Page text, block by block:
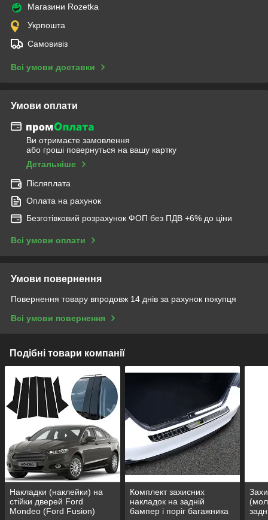
Магазини Rozetka
Укрпошта
Самовивіз
Всі умови доставки
Умови оплати
Ви отримаєте замовлення
або гроші повернуться на вашу картку
Детальніше
Післяплата
Оплата на рахунок
Безготівковий розрахунок ФОП без ПДВ +6% до ціни
Всі умови оплати
Умови повернення
Повернення товару впродовж 14 днів за рахунок покупця
Всі умови повернення
Подібні товари компанії
Накладки (наклейки) на
стійки дверей Ford
Mondeo (Ford Fusion)
Комплект захисних
накладок на задній
бампер і поріг багажника